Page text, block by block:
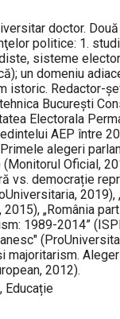
doctor.
politice: 1.
sisteme
un domeniu
istoric. Redactor-
București
Electorala
AEP între
alegeri
Oficial,
vs. democrație
2019),
2015), „România
1989-2014”
majoritarism.
2012).
Educație